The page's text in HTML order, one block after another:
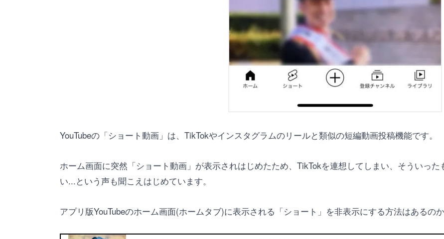
YouTubeの「ショート動画」は、TikTokやインスタグラムのリールと類似の短編動画投稿機能です。
ホーム画面に突然「ショート動画」が表示されはじめたため、TikTokを連想してしまい、そういっ
い...という声も聞こえはじめています。
アプリ版YouTubeのホーム画面(ホームタブ)に表示される「ショート」を非表示にする方法はあるの